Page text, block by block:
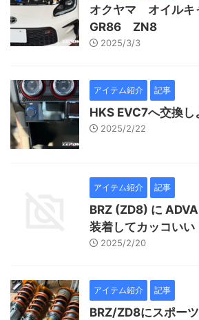
オクヤマ オイルキ
GR86 ZN8
2025/3/3
アイテム紹介 記事
HKS EVC7へ交換し
2025/2/22
アイテム紹介 記事
BRZ (ZD8) に
装着してカッコいい
2025/2/20
アイテム紹介 記事
BRZ/ZD8にスポー